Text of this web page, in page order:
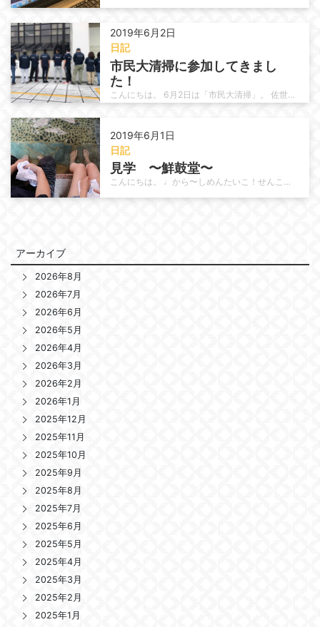
2019年6月2日
日記
市民大清掃に参加してきまし
た！
こんにちは。 6月2日は「市民大清掃」。 佐世保地区障害者就労支援協議会として、参加してきました。 そうです。ばっちりお揃い…
2019年6月1日
日記
見学　〜鮮鼓堂〜
こんにちは。 ♩から〜しめんたいこ！せんこどう！！♩ この歌聞いたことありますよね。 そうです、辛子明太子の「鮮鼓堂」さんで…
アーカイブ
2026年8月
2026年7月
2026年6月
2026年5月
2026年4月
2026年3月
2026年2月
2026年1月
2025年12月
2025年11月
2025年10月
2025年9月
2025年8月
2025年7月
2025年6月
2025年5月
2025年4月
2025年3月
2025年2月
2025年1月